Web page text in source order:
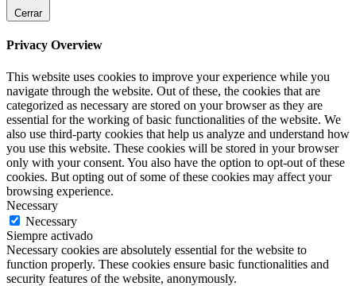
Cerrar
Privacy Overview
This website uses cookies to improve your experience while you
navigate through the website. Out of these, the cookies that are
categorized as necessary are stored on your browser as they are
essential for the working of basic functionalities of the website. We
also use third-party cookies that help us analyze and understand how
you use this website. These cookies will be stored in your browser
only with your consent. You also have the option to opt-out of these
cookies. But opting out of some of these cookies may affect your
browsing experience.
Necessary
Necessary
Siempre activado
Necessary cookies are absolutely essential for the website to
function properly. These cookies ensure basic functionalities and
security features of the website, anonymously.